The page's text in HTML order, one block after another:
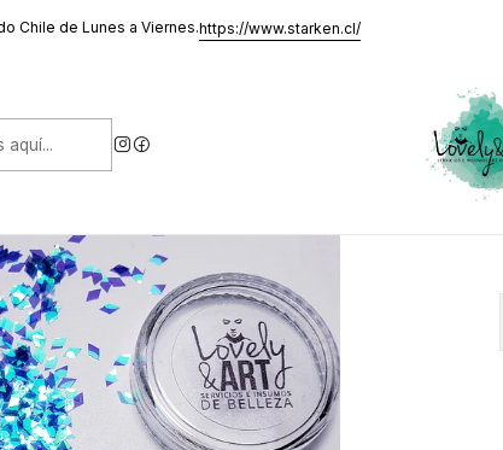
Chile de Lunes a Viernes.https://www.starken.cl/
11